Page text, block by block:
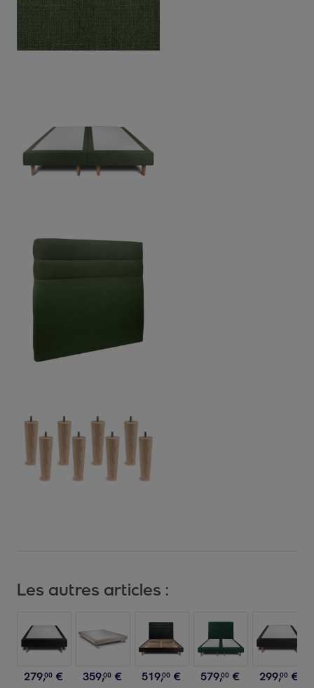
Les autres articles :
279,00 € 359,00 € 519,00 € 579,00 € 299,00 €